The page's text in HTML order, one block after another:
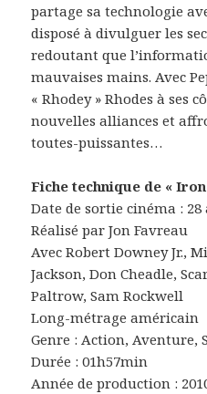
partage sa technologie
disposé à divulguer les
redoutant que
mauvaises mains. Avec
« Rhodey » Rhodes à ses
nouvelles alliances et
toutes-puissantes…
Fiche technique de « Iron
Date de sortie cinéma : 28
Réalisé par Jon Favreau
Avec Robert Downey Jr.,
Jackson, Don Cheadle,
Paltrow, Sam Rockwell
Long-métrage américain
Genre : Action, Aventure,
Durée : 01h57min
Année de production :